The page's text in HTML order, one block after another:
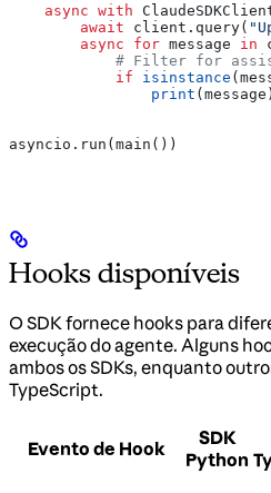
    async
with
        await
client.query(
        async
for message in
# Filter for
            if
isinstance
                print
(message)
asyncio.run(main())
Hooks disponíveis
O SDK fornece hooks para
execução do agente. Alguns
ambos os SDKs, enquanto
TypeScript.
Evento de Hook
SDK
Python